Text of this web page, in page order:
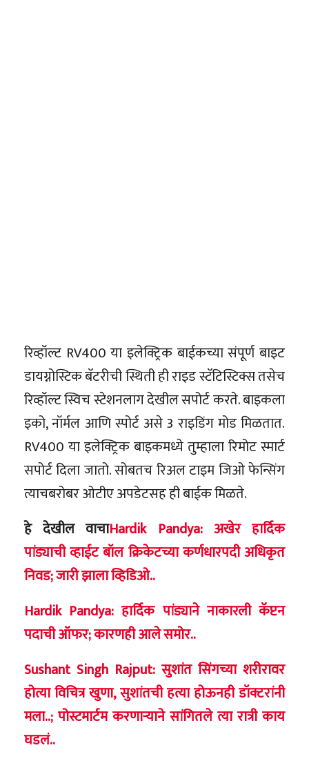
रिव्हॉल्ट RV400 या इलेक्ट्रिक बाईकच्या संपूर्ण बाइट
डायग्नोस्टिक बॅटरीची स्थिती ही राइड स्टॅटिस्टिक्स तसेच
रिव्हॉल्ट स्विच स्टेशनलाग देखील सपोर्ट करते. बाइकला
इको, नॉर्मल आणि स्पोर्ट असे 3 राइडिंग मोड मिळतात.
RV400 या इलेक्ट्रिक बाइकमध्ये तुम्हाला रिमोट स्मार्ट
सपोर्ट दिला जातो. सोबतच रिअल टाइम जिओ फेन्सिंग
त्याचबरोबर ओटीए अपडेटसह ही बाईक मिळते.
हे देखील वाचाHardik Pandya: अखेर हार्दिक
पांड्याची व्हाईट बॉल क्रिकेटच्या कर्णधारपदी अधिकृत
निवड; जारी झाला व्हिडिओ..
Hardik Pandya: हार्दिक पांड्याने नाकारली कॅप्टन
पदाची ऑफर; कारणही आले समोर..
Sushant Singh Rajput: सुशांत सिंगच्या शरीरावर
होत्या विचित्र खुणा, सुशांतची हत्या होऊनही डॉक्टरांनी
मला..; पोस्टमार्टम करणाऱ्याने सांगितले त्या रात्री काय
घडलं..